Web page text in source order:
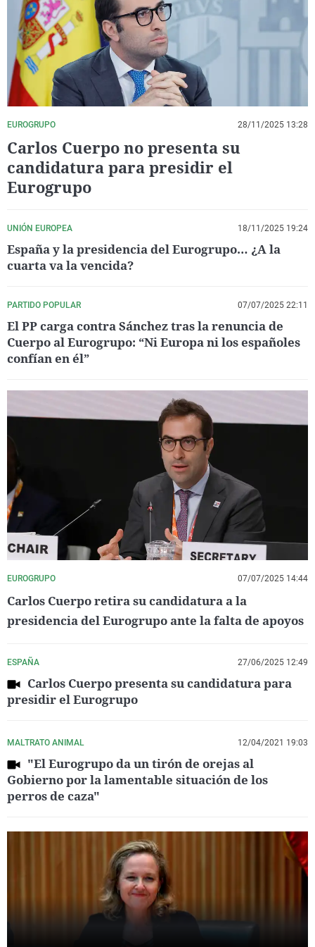
La rosa de los vientos
Gente viajera
Como el perro y el
Caso
Retornados
Equipo de
Operación Viuda
Extremadura
Galicia
La Rioja
Navarra
País Vasco
Virales
Televisión
Elecciones
EUROGRUPO 28/11/2025 13:28
Carlos Cuerpo no presenta su
candidatura para presidir el
Eurogrupo
UNIÓN EUROPEA 18/11/2025 19:24
España y la presidencia del Eurogrupo… ¿A la
cuarta va la vencida?
PARTIDO POPULAR 07/07/2025 22:11
El PP carga contra Sánchez tras la renuncia de
Cuerpo al Eurogrupo: “Ni Europa ni los españoles
confían en él”
EUROGRUPO 07/07/2025 14:44
Carlos Cuerpo retira su candidatura a la
presidencia del Eurogrupo ante la falta de apoyos
ESPAÑA 27/06/2025 12:49
Carlos Cuerpo presenta su candidatura para
presidir el Eurogrupo
MALTRATO ANIMAL 12/04/2021 19:03
"El Eurogrupo da un tirón de orejas al
Gobierno por la lamentable situación de los
perros de caza"